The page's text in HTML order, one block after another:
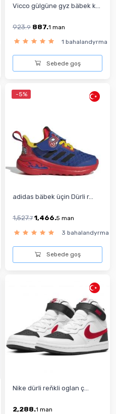
Vicco gülgüne gyz bäbek k...
923.9 887.1 man
1 bahalandyrma
Sebede goş
-5%
adidas bäbek üçin Dürli r...
1,527.7 1,466.5 man
3 bahalandyrma
Sebede goş
Nike dürli reňkli oglan ç...
2,288.1 man